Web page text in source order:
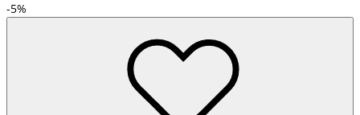
-5%